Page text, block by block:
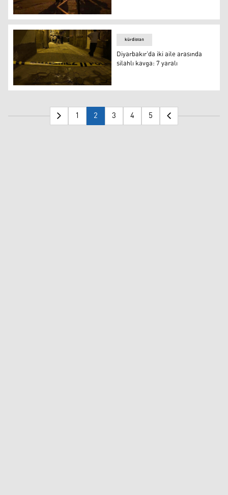
Van’da iki aile arasında silahlı kavga: 1 ölü, 11 yaralı
Diyarbakır’da iki aile arasında silahlı kavga: 7 yaralı
kürdistan
Diyarbakır’da iki aile arasında
silahlı kavga: 7 yaralı
1 2 3 4 5